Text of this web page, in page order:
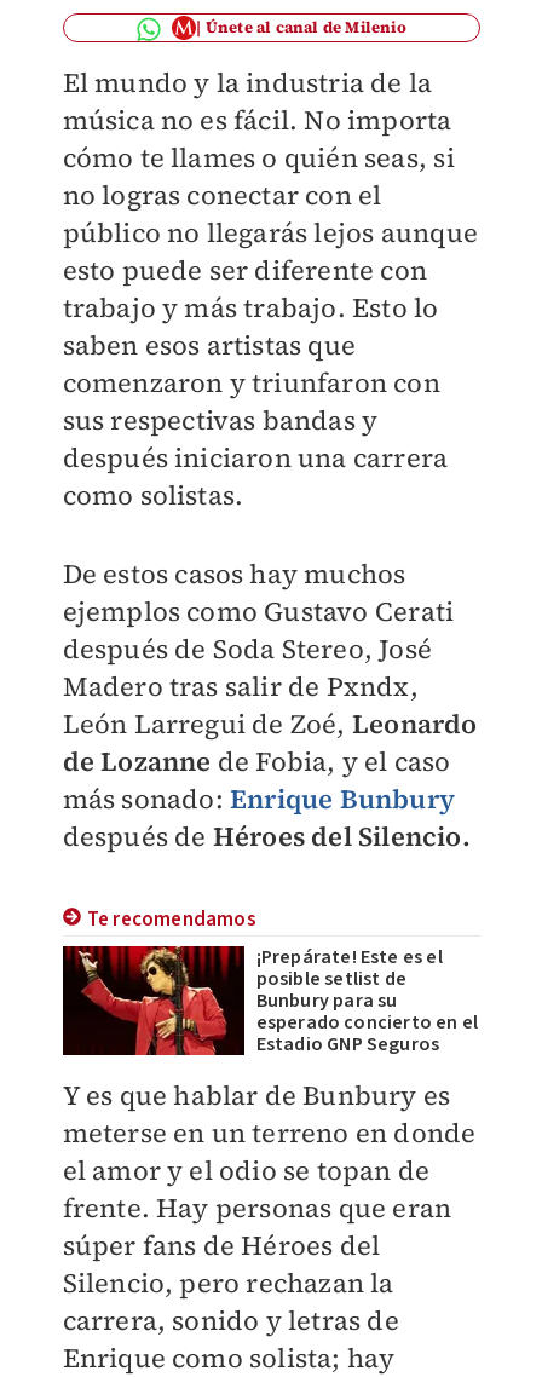
Únete al canal de Milenio
El mundo y la industria de la
música no es fácil. No importa
cómo te llames o quién seas, si
no logras conectar con el
público no llegarás lejos aunque
esto puede ser diferente con
trabajo y más trabajo. Esto lo
saben esos artistas que
comenzaron y triunfaron con
sus respectivas bandas y
después iniciaron una carrera
como solistas.
De estos casos hay muchos
ejemplos como Gustavo Cerati
después de Soda Stereo, José
Madero tras salir de Pxndx,
León Larregui de Zoé, Leonardo
de Lozanne de Fobia, y el caso
más sonado: Enrique Bunbury
después de Héroes del Silencio.
Te recomendamos
¡Prepárate! Este es el
posible setlist de
Bunbury para su
esperado concierto en el
Estadio GNP Seguros
Y es que hablar de Bunbury es
meterse en un terreno en donde
el amor y el odio se topan de
frente. Hay personas que eran
súper fans de Héroes del
Silencio, pero rechazan la
carrera, sonido y letras de
Enrique como solista; hay